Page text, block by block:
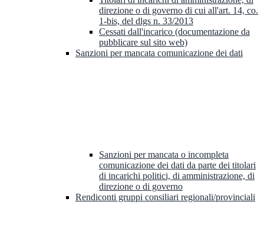
direzione o di governo di cui all'art. 14, co.
1-bis, del dlgs n. 33/2013
Cessati dall'incarico (documentazione da
pubblicare sul sito web)
Sanzioni per mancata comunicazione dei dati
Sanzioni per mancata o incompleta
comunicazione dei dati da parte dei titolari
di incarichi politici, di amministrazione, di
direzione o di governo
Rendiconti gruppi consiliari regionali/provinciali